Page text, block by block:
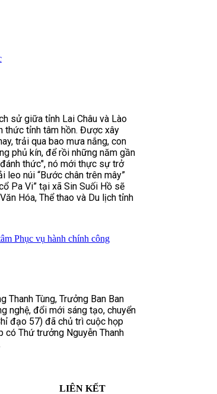
sử giữa tỉnh Lai Châu và Lào
thức tỉnh tâm hồn. Được xây
trải qua bao mưa nắng, con
phủ kín, để rồi những năm gần
thức", nó mới thực sự trở
leo núi “Bước chân trên mây”
Pa Vi” tại xã Sin Suối Hồ sẽ
Hóa, Thể thao và Du lịch tỉnh
Phục vụ hành chính công
Tùng, Trưởng Ban Ban
nghệ, đổi mới sáng tạo, chuyển
đạo 57) đã chủ trì cuộc họp
có Thứ trưởng Nguyễn Thanh
LIÊN KẾT